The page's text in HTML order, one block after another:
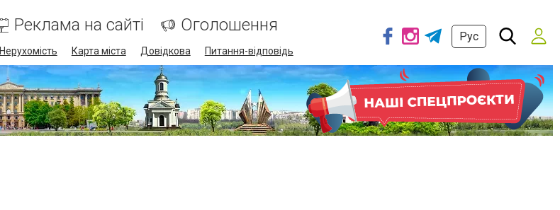
Реклама на сайті Оголошення
Нерухомість Карта міста Довідкова Питання-відповідь
Рус